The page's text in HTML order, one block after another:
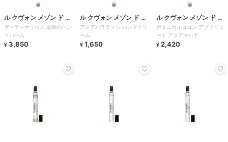
ル クヴォン メゾン ド パ
ルファム
ガーディナリウス 庭師のハン
ドバーム
¥ 3,850
ル クヴォン メゾン ド パ
ルファム
アクアパラディシ ハンドクリ
ーム
¥ 1,650
ル クヴォン メゾン ド パ
ルファム
ボタニカルコロン アブソリュ
ート アクアマハナ
¥ 2,420